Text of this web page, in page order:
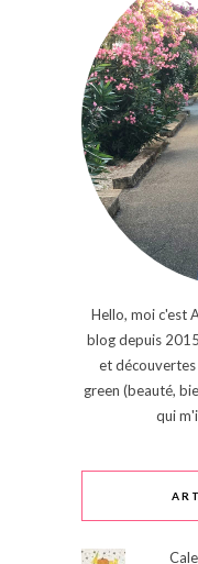
Hello, moi c'est
blog depuis
et
green (beauté,
qui